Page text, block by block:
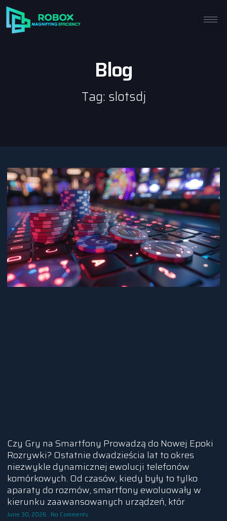
Blog
Tag: slotsdj
Czy Gry na Smartfony Prowadzą do Nowej Epoki
Rozrywki? Ostatnie dwadzieścia lat to okres
niezwykle dynamicznej ewolucji telefonów
komórkowych. Od czasów, kiedy były to tylko
aparaty do rozmów, smartfony ewoluowały w
kierunku zaawansowanych urządzeń, któr
June 30, 2026 No Comments